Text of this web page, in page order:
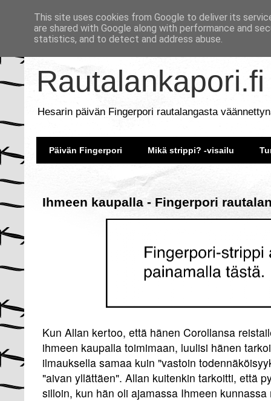
Rautalankapori.fi
Hesarin päivän Fingerpori rautalangasta
Päivän Fingerpori Mikä strippi? -visailu
Ihmeen kaupalla - Fingerpori
Kun Allan kertoo, että hänen Corollansa
ihmeen kaupalla toimimaan, luulisi hänen
ilmauksella samaa kuin "vastoin
"aivan yllättäen". Allan kuitenkin tarkoitti, että
silloin, kun hän oli ajamassa Ihmeen
This site uses cookies from Google to deliver its
are shared with Google along with performance and
statistics, and to detect and address abuse.